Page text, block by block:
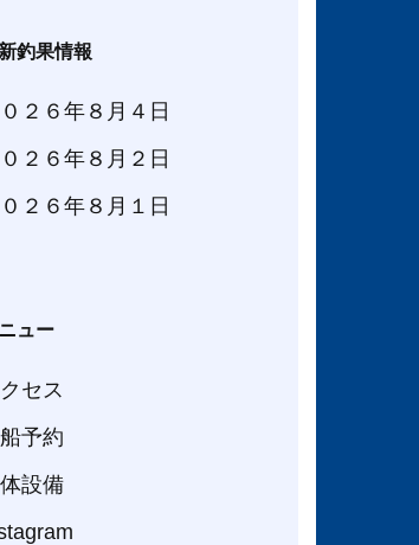
釣果情報
２６年８月４日
２６年８月２日
２６年８月１日
ュー
セス
予約
設備